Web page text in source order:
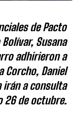
de Pacto
Susana
adhirieron a
Corcho, Daniel
irán a consulta
26 de octubre.